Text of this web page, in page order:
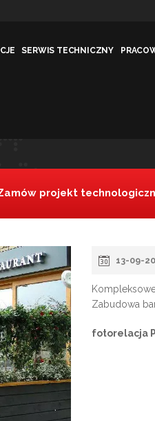
SERWIS TECHNICZNY
projekt
13-09-
Zabudowa
fotorelacja